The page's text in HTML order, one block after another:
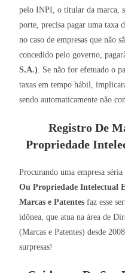
pelo INPI, o titular da marca,
porte, precisa pagar uma taxa
no caso de empresas que não
concedido pelo governo,
S.A.) . Se não for efetuado o
taxas em tempo hábil,
sendo automaticamente não
Registro De
Propriedade
Procurando uma empresa
Ou Propriedade Intelectual
Marcas e Patentes faz esse
idônea, que atua na área de
(Marcas e Patentes) desde
surpresas!